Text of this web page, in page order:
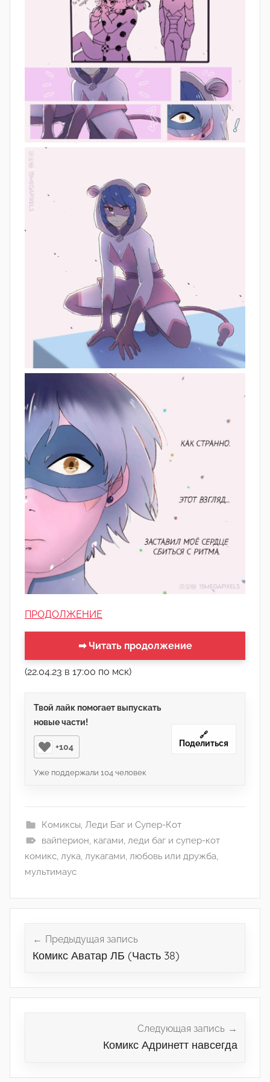
ПРОДОЛЖЕНИЕ
➡ Читать продолжение
(22.04.23 в 17:00 по мск)
Твой лайк помогает выпускать
новые части!
+104
Уже поддержали 104 человек
🔗
Поделиться
Комиксы, Леди Баг и Супер-Кот
вайперион, кагами, леди баг и супер-кот
комикс, лука, лукагами, любовь или дружба,
мультимаус
записям
Предыдущая запись
Комикс Аватар ЛБ (Часть 38)
Следующая запись
Комикс Адринетт навсегда